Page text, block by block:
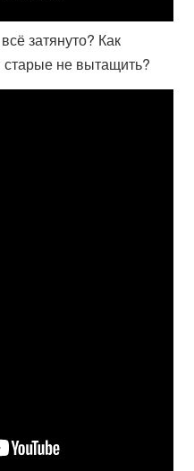
затянуто? Как
не вытащить?